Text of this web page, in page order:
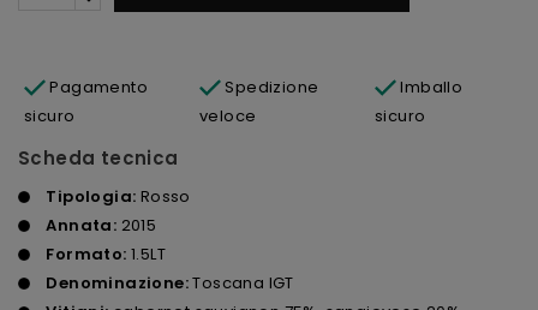
Pagamento
sicuro
Spedizione
veloce
Imballo
sicuro
Scheda tecnica
Tipologia: Rosso
Annata: 2015
Formato:1.5LT
Denominazione:Toscana IGT